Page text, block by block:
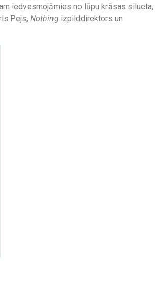
iedvesmojāmies no lūpu krāsas silueta,
Pejs, Nothing izpilddirektors un